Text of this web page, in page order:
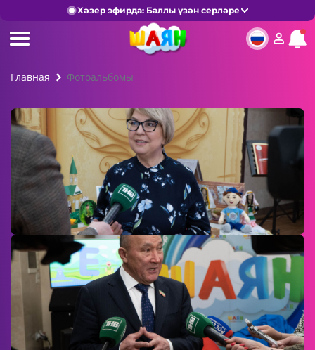
Хәзер эфирда: Баллы үзән серләре
Главная Фотоальбомы